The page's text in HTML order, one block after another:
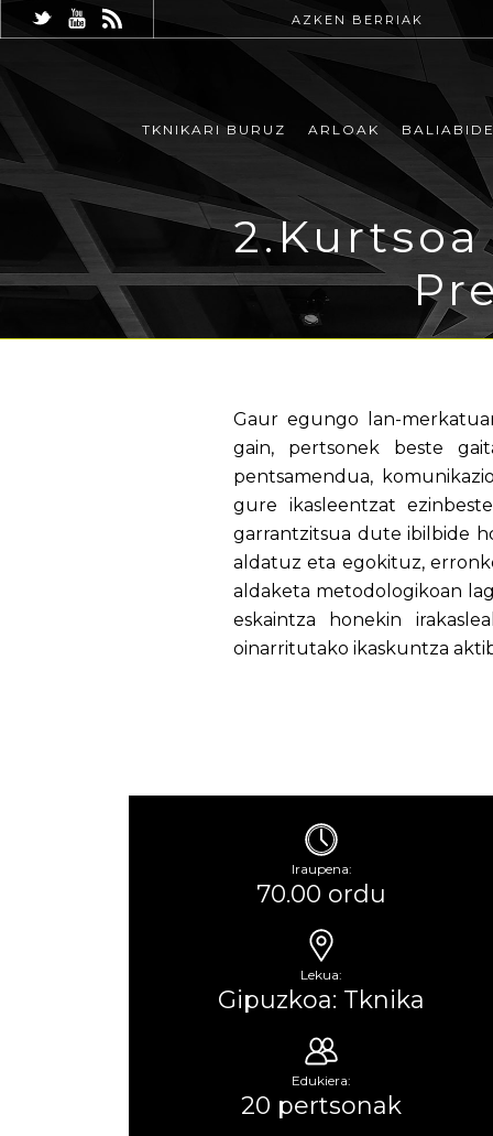
AZKEN BERRIAK
TKNIKARI BURUZ ARLOAK
2.Kurtsoa
Gaur egungo lan-
gain, pertsonek beste
pentsamendua,
gure ikasleentzat
garrantzitsua dute ibilbide
aldatuz eta egokituz,
aldaketa metodologikoan
eskaintza honekin
oinarritutako ikaskuntza
Iraupena:
70.00 ordu
Lekua:
Gipuzkoa: Tknika
Edukiera:
20 pertsonak